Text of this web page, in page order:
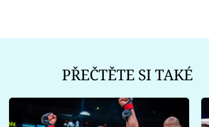
PŘEČTĚTE SI TAKÉ